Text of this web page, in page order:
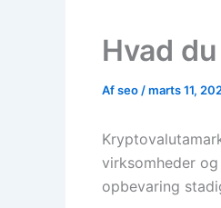
Hvad
Afseo /marts 11,
virksomheder
opbevaring